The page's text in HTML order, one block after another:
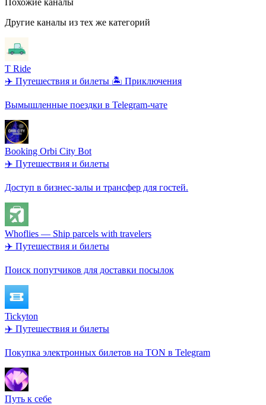
Похожие каналы
Другие каналы из тех же категорий
T Ride
✈️ Путешествия и билеты 🏝️ Приключения
Вымышленные поездки в Telegram-чате
Booking Orbi City Bot
✈️ Путешествия и билеты
Доступ в бизнес-залы и трансфер для гостей.
Whoflies — Ship parcels with travelers
✈️ Путешествия и билеты
Поиск попутчиков для доставки посылок
Tickyton
✈️ Путешествия и билеты
Покупка электронных билетов на TON в Telegram
Путь к себе